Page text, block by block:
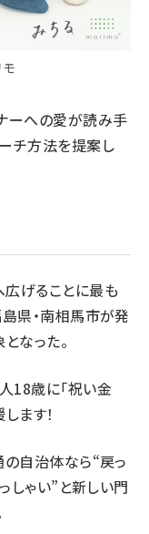
ーへの愛が読み手
チ方法を提案し
げることに最も
県・南相馬市が発
なった。
18歳に「祝い金
ます！
の自治体なら“戻っ
しゃい”と新しい門